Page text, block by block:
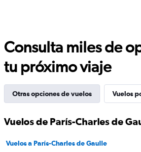
Consulta miles de
tu próximo viaje
Otras opciones de vuelos Vuelos
Vuelos de París-Charles de
Vuelos a París-Charles de Gaulle